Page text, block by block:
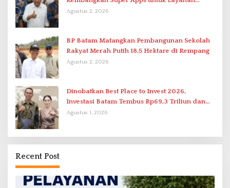
Terpadu
Agustus 2, 2026
BP Batam Matangkan Pembangunan Sekolah
Rakyat Merah Putih 18,5 Hektare di Rempang
Agustus 2, 2026
Dinobatkan Best Place to Invest 2026,
Investasi Batam Tembus Rp69,3 Triliun dan
Ekonomi Tumbuh 6,76 Persen
Agustus 1, 2026
Recent Post